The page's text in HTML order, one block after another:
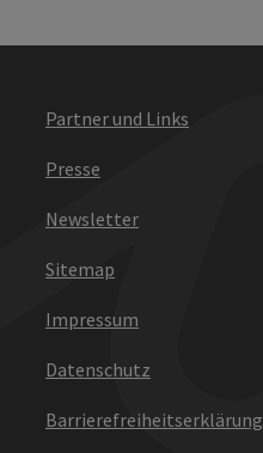
Partner und Links
Presse
Newsletter
Sitemap
Impressum
Datenschutz
Barrierefreiheitserklärung